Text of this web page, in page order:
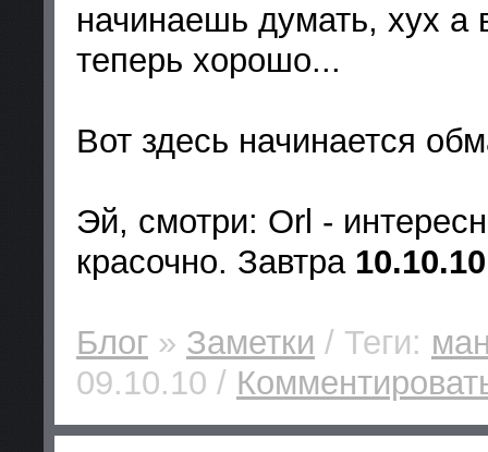
начинаешь думать, хух а
теперь хорошо...
Вот здесь начинается
Эй, смотри: Orl -
красочно. Завтра 10.10.10
Блог » Заметки / Теги:
09.10.10 /